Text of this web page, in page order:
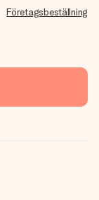
Företagsbeställning